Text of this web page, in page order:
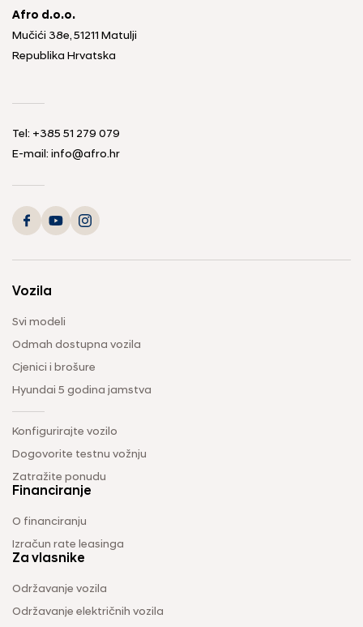
Afro d.o.o.
Mučići 38e, 51211 Matulji
Republika Hrvatska
Tel: +385 51 279 079
E-mail: info@afro.hr
Vozila
Svi modeli
Odmah dostupna vozila
Cjenici i brošure
Hyundai 5 godina jamstva
Konfigurirajte vozilo
Dogovorite testnu vožnju
Zatražite ponudu
Financiranje
O financiranju
Izračun rate leasinga
Za vlasnike
Održavanje vozila
Održavanje električnih vozila